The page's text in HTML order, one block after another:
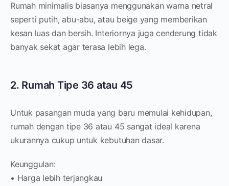
Rumah minimalis biasanya menggunakan warna netral
seperti putih, abu-abu, atau beige yang memberikan
kesan luas dan bersih. Interiornya juga cenderung tidak
banyak sekat agar terasa lebih lega.
2. Rumah Tipe 36 atau 45
Untuk pasangan muda yang baru memulai kehidupan,
rumah dengan tipe 36 atau 45 sangat ideal karena
ukurannya cukup untuk kebutuhan dasar.
Keunggulan:
• Harga lebih terjangkau